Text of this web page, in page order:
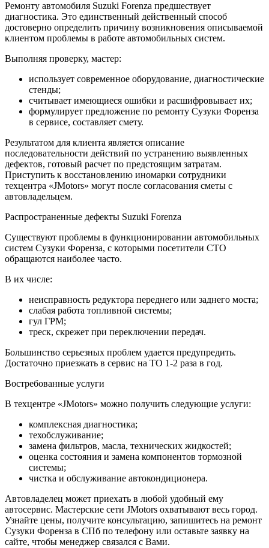
Ремонту автомобиля Suzuki Forenza предшествует
диагностика. Это единственный действенный способ
достоверно определить причину возникновения описываемой
клиентом проблемы в работе автомобильных систем.
Выполняя проверку, мастер:
использует современное оборудование, диагностические
стенды;
считывает имеющиеся ошибки и расшифровывает их;
формулирует предложение по ремонту Сузуки Форенза
в сервисе, составляет смету.
Результатом для клиента является описание
последовательности действий по устранению выявленных
дефектов, готовый расчет по предстоящим затратам.
Приступить к восстановлению иномарки сотрудники
техцентра «JMotors» могут после согласования сметы с
автовладельцем.
Распространенные дефекты Suzuki Forenza
Существуют проблемы в функционировании автомобильных
систем Сузуки Форенза, с которыми посетители СТО
обращаются наиболее часто.
В их числе:
неисправность редуктора переднего или заднего моста;
слабая работа топливной системы;
гул ГРМ;
треск, скрежет при переключении передач.
Большинство серьезных проблем удается предупредить.
Достаточно приезжать в сервис на ТО 1-2 раза в год.
Востребованные услуги
В техцентре «JMotors» можно получить следующие услуги:
комплексная диагностика;
техобслуживание;
замена фильтров, масла, технических жидкостей;
оценка состояния и замена компонентов тормозной
системы;
чистка и обслуживание автокондиционера.
Автовладелец может приехать в любой удобный ему
автосервис. Мастерские сети JMotors охватывают весь город.
Узнайте цены, получите консультацию, запишитесь на ремонт
Сузуки Форенза в СПб по телефону или оставьте заявку на
сайте, чтобы менеджер связался с Вами.